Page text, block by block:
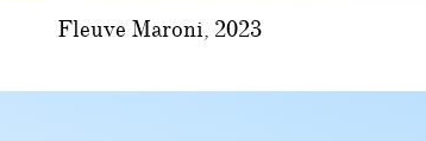
Fleuve Maroni, 2023